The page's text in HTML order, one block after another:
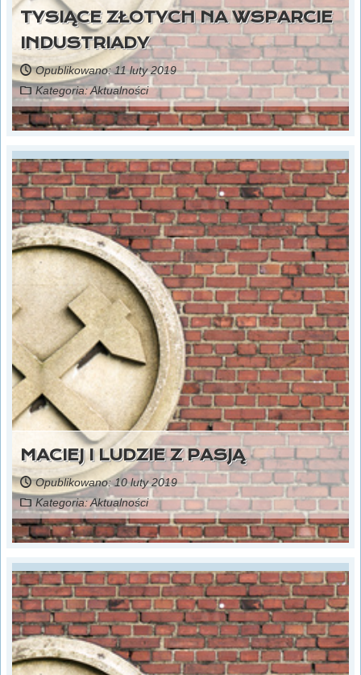
TYSIĄCE ZŁOTYCH NA WSPARCIE
INDUSTRIADY
Opublikowano: 11 luty 2019
Kategoria:Aktualności
MACIEJ I LUDZIE Z PASJĄ
Opublikowano: 10 luty 2019
Kategoria:Aktualności